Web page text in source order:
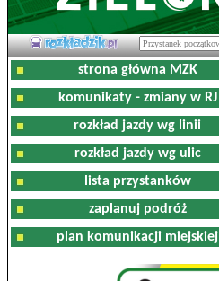
strona główna MZK
komunikaty - zmiany w RJ
rozkład jazdy wg linii
rozkład jazdy wg ulic
lista przystanków
zaplanuj podróż
plan komunikacji miejskiej